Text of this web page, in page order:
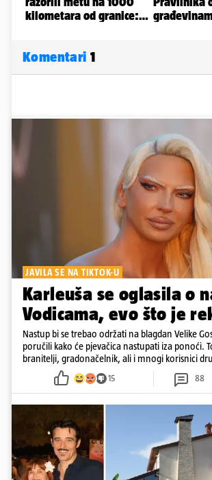
Komentari 1
JAVILA SE NA TIKTOK-U
Karleuša se oglasila o
Vodicama, evo što je
Nastup bi se trebao održati na blagdan Velike
poručili kako će pjevačica nastupati iza ponoći.
branitelji, gradonačelnik, ali i mnogi korisnici
15 88